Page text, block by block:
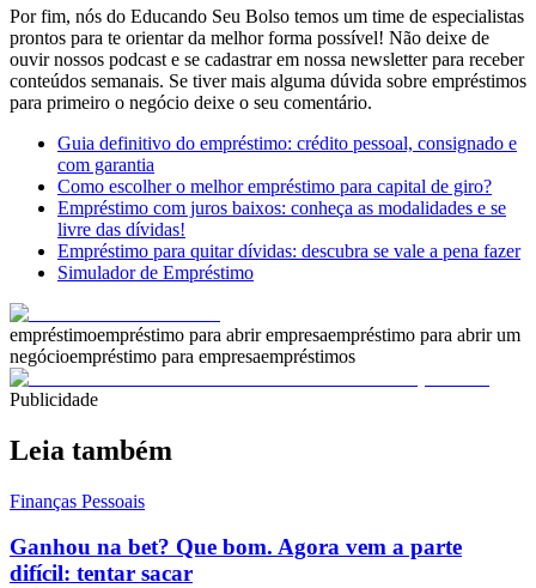
Por fim, nós do Educando Seu Bolso temos um time de especialistas
prontos para te orientar da melhor forma possível! Não deixe de
ouvir nossos podcast e se cadastrar em nossa newsletter para receber
conteúdos semanais. Se tiver mais alguma dúvida sobre empréstimos
para primeiro o negócio deixe o seu comentário.
Guia definitivo do empréstimo: crédito pessoal, consignado e
com garantia
Como escolher o melhor empréstimo para capital de giro?
Empréstimo com juros baixos: conheça as modalidades e se
livre das dívidas!
Empréstimo para quitar dívidas: descubra se vale a pena fazer
Simulador de Empréstimo
empréstimoempréstimo para abrir empresaempréstimo para abrir um
negócioempréstimo para empresaempréstimos
Publicidade
Leia também
Finanças Pessoais
Ganhou na bet? Que bom. Agora vem a parte
difícil: tentar sacar